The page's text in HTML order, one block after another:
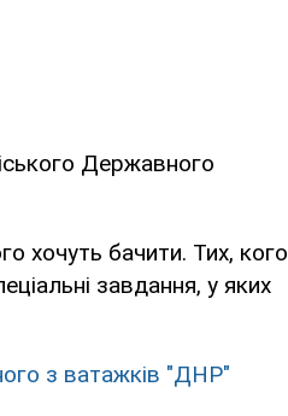
Державного
хочуть бачити. Тих, кого
завдання, у яких
з ватажків "ДНР"